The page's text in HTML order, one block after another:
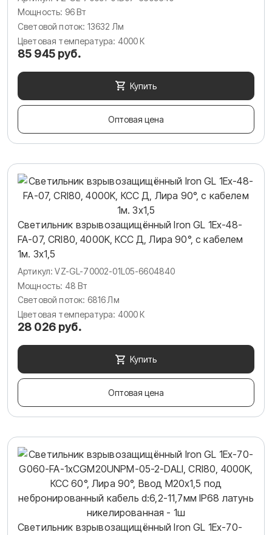
Мощность: 96 Вт
Световой поток: 13632 Лм
Цветовая температура: 4000 К
85 945 руб.
Купить
Оптовая цена
Светильник взрывозащищённый Iron GL 1Ex-48-
FA-07, CRI80, 4000K, КСС Д, Лира 90°, c кабелем
1м. 3х1,5
Артикул: VZ-GL-70002-01L05-6604840
Мощность: 48 Вт
Световой поток: 6816 Лм
Цветовая температура: 4000 К
28 026 руб.
Купить
Оптовая цена
Светильник взрывозащищённый Iron GL 1Ex-70-